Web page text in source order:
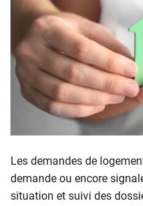
Les demandes de
demande ou encore
situation et suivi des